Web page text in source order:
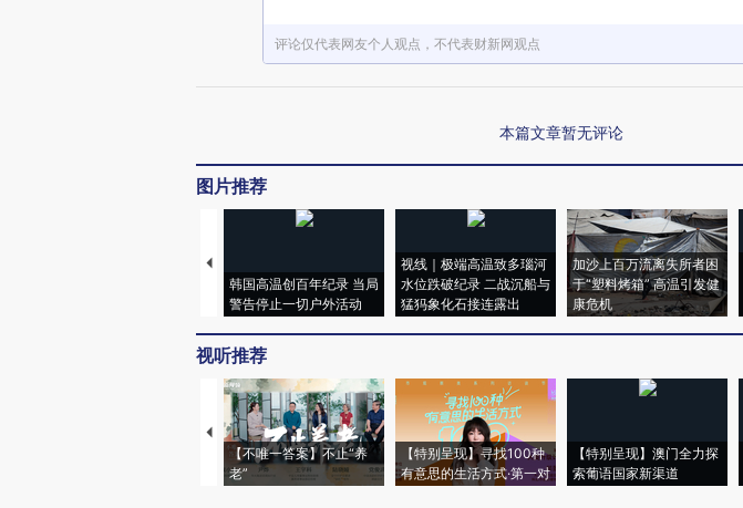
评论仅代表网友个人观点，不代表财新网观点
本篇文章暂无评论
图片推荐
韩国高温创百年纪录 当局
警告停止一切户外活动
视线｜极端高温致多瑙河
水位跌破纪录 二战沉船与
猛犸象化石接连露出
加沙上百万流离失所者困
于“塑料烤箱” 高温引发健
康危机
视听推荐
【不唯一答案】不止“养
老”
【特别呈现】寻找100种
有意思的生活方式·第一对
【特别呈现】澳门全力探
索葡语国家新渠道